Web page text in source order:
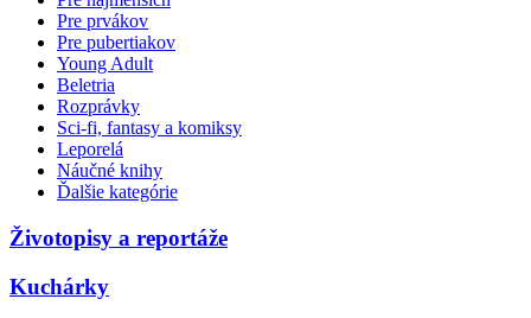
Pre prvákov
Pre pubertiakov
Young Adult
Beletria
Rozprávky
Sci-fi, fantasy a komiksy
Leporelá
Náučné knihy
Ďalšie kategórie
Životopisy a reportáže
Kuchárky